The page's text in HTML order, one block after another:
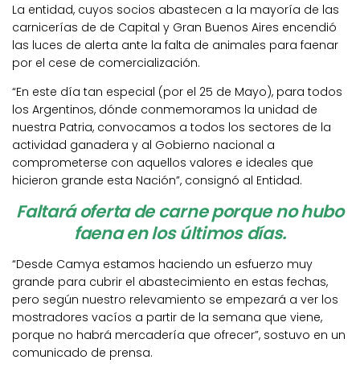
La entidad, cuyos socios abastecen a la mayoría de las
carnicerías de de Capital y Gran Buenos Aires encendió
las luces de alerta ante la falta de animales para faenar
por el cese de comercialización.
“En este día tan especial (por el 25 de Mayo), para todos
los Argentinos, dónde conmemoramos la unidad de
nuestra Patria, convocamos a todos los sectores de la
actividad ganadera y al Gobierno nacional a
comprometerse con aquellos valores e ideales que
hicieron grande esta Nación”, consignó al Entidad.
Faltará oferta de carne porque no hubo
faena en los últimos días.
“Desde Camya estamos haciendo un esfuerzo muy
grande para cubrir el abastecimiento en estas fechas,
pero según nuestro relevamiento se empezará a ver los
mostradores vacíos a partir de la semana que viene,
porque no habrá mercadería que ofrecer”, sostuvo en un
comunicado de prensa.